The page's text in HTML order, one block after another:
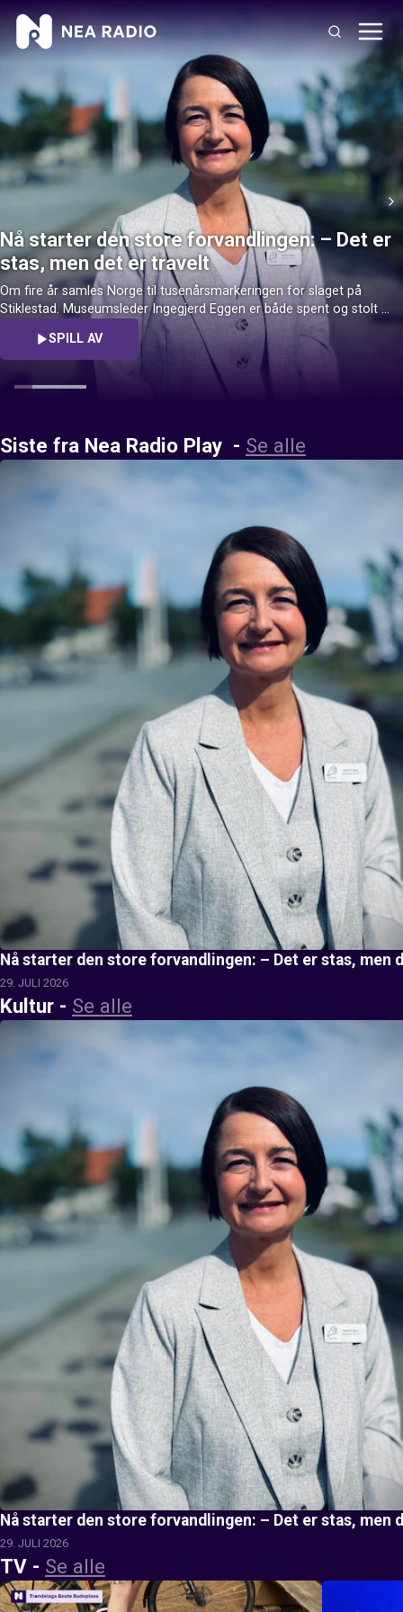
Nå starter den store forvandlingen: – Det er
stas, men det er travelt
Om fire år samles Norge til tusenårsmarkeringen for slaget på
Stiklestad. Museumsleder Ingegjerd Eggen er både spent og stolt
over utviklingen som skal gjøre historiske Stiklestad klar for framtida.
SPILL AV
Siste fra Nea Radio Play - Se alle
Nå starter den store forvandlingen: – Det er stas, men
29. JULI 2026
Kultur - Se alle
Nå starter den store forvandlingen: – Det er stas, men
29. JULI 2026
TV - Se alle